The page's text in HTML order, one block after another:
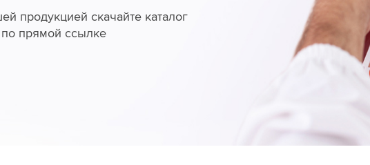
продукцией скачайте каталог
прямой ссылке